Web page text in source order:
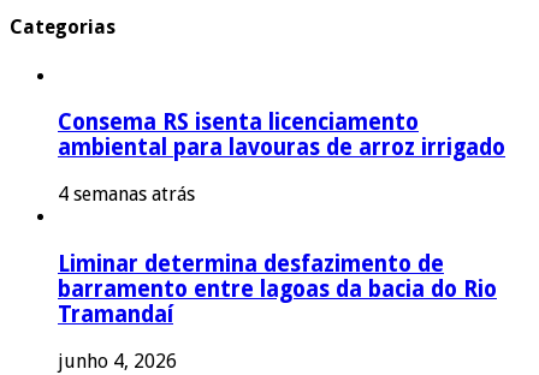
Categorias
Consema RS isenta licenciamento
ambiental para lavouras de arroz irrigado
4 semanas atrás
Liminar determina desfazimento de
barramento entre lagoas da bacia do Rio
Tramandaí
junho 4, 2026